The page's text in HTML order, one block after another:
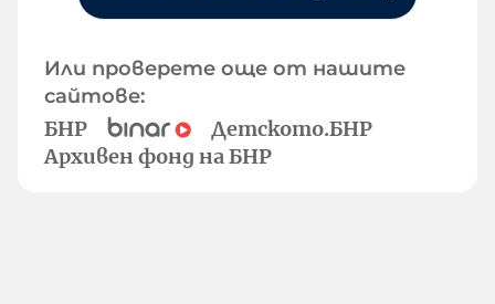
Или проверете още от нашите
сайтове:
БНР
Детското.БНР
Архивен фонд на БНР